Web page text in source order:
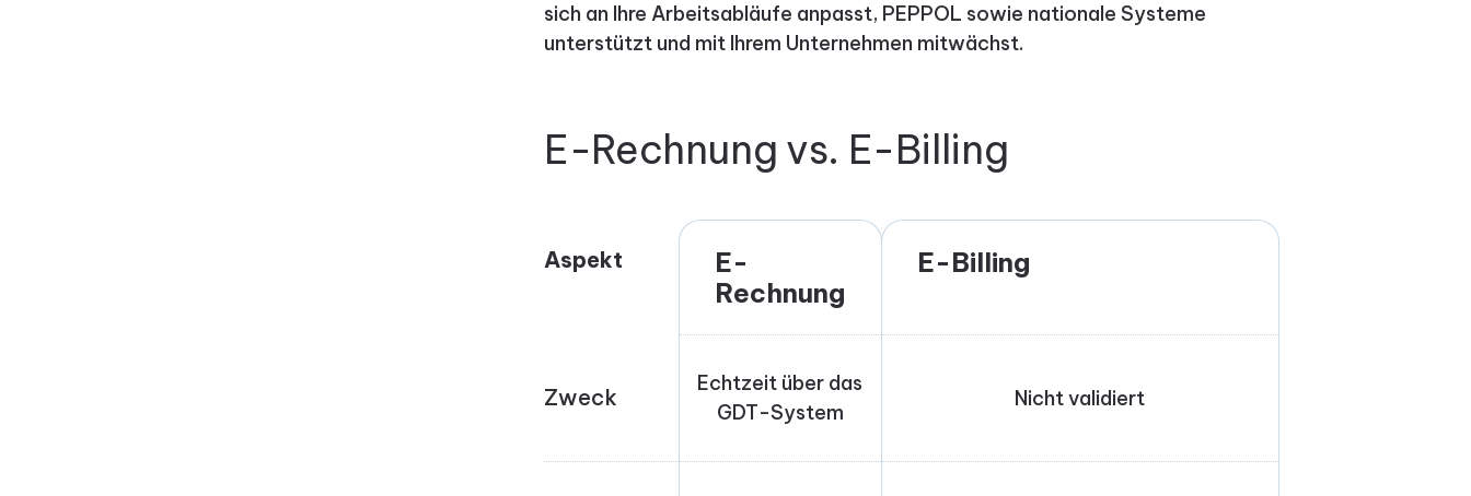
sich an Ihre Arbeitsabläufe anpasst, PEPPOL sowie nationale Systeme
unterstützt und mit Ihrem Unternehmen mitwächst.
E-Rechnung vs. E-Billing
Aspekt
E-
Rechnung
E-Billing
Zweck
Echtzeit über das
GDT-System
Nicht validiert